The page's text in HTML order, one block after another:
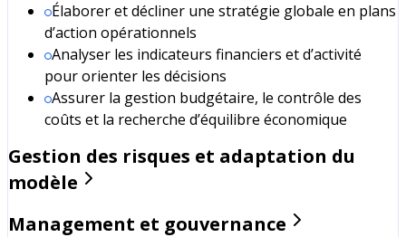
Élaborer et décliner une stratégie globale en plans
d’action opérationnels
Analyser les indicateurs financiers et d’activité
pour orienter les décisions
Assurer la gestion budgétaire, le contrôle des
coûts et la recherche d’équilibre économique
Gestion des risques et adaptation du
modèle
Management et gouvernance